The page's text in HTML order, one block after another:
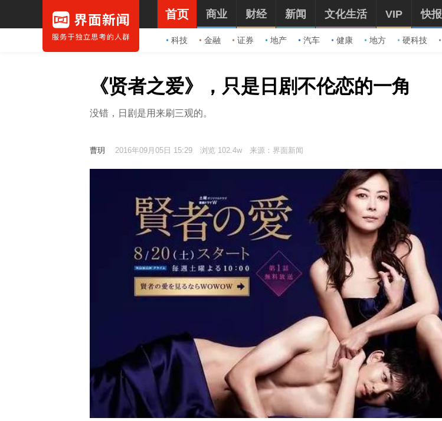
首页
科技 金融 证券 地产 汽车 健康 地方 硬科技
商业 财经 新闻 文化生活 VIP 快报
《贤者之爱》，只是日剧不伦恋的一角
没错，日剧是用来刷三观的。
曹玥 2016年09月05日 15:29 浏览 102.4w 来源：界面新闻